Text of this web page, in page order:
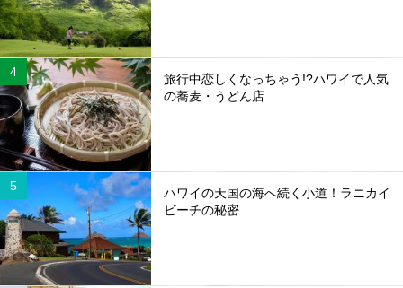
旅行中恋しくなっちゃう!?ハワイで人気
の蕎麦・うどん店...
ハワイの天国の海へ続く小道！ラニカイ
ビーチの秘密...